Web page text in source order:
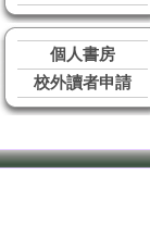
個人書房
校外讀者申請